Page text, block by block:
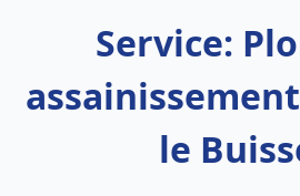
Service:
le